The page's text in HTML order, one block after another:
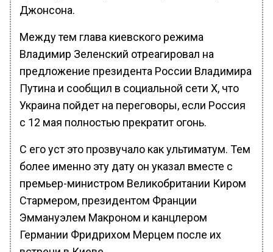
Джонсона.
Между тем глава киевского режима
Владимир Зеленский отреагировал на
предложение президента России Владимира
Путина и сообщил в социальной сети Х, что
Украина пойдет на переговоры, если Россия
с 12 мая полностью прекратит огонь.
С его уст это прозвучало как ультиматум. Тем
более именно эту дату он указал вместе с
премьер-министром Великобритании Киром
Стармером, президентом Франции
Эммануэлем Макроном и канцлером
Германии Фридрихом Мерцем после их